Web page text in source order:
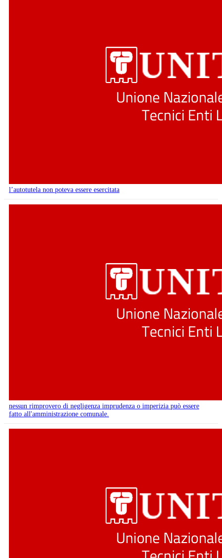
l’autotutela non poteva essere esercitata
nessun rimprovero di negligenza imprudenza o imperizia può essere
fatto all'amministrazione comunale.